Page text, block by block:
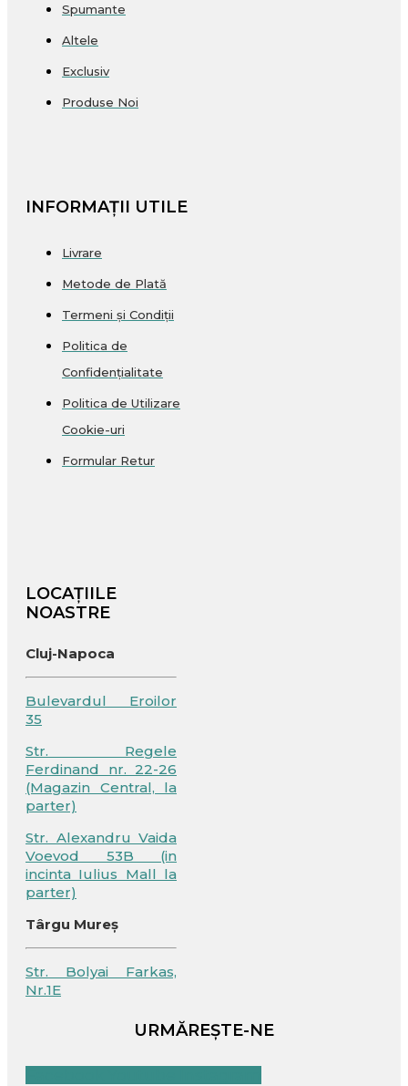
Spumante
Altele
Exclusiv
Produse Noi
INFORMAȚII UTILE
Livrare
Metode de Plată
Termeni și Condiții
Politica de
Confidențialitate
Politica de Utilizare
Cookie-uri
Formular Retur
LOCAȚIILE
NOASTRE
Cluj-Napoca
Bulevardul Eroilor
35
Str. Regele
Ferdinand nr. 22-26
(Magazin Central, la
parter)
Str. Alexandru Vaida
Voevod 53B (in
incinta Iulius Mall la
parter)
Târgu Mureș
Str. Bolyai Farkas,
Nr.1E
URMĂREȘTE-NE